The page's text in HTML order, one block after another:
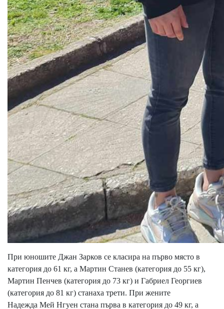
При юношите Джан Зарков се класира на първо място в
категория до 61 кг, а Мартин Станев (категория до 55 кг),
Мартин Пенчев (категория до 73 кг) и Габриел Георгиев
(категория до 81 кг) станаха трети. При жените
Надежда Мей Нгуен стана първа в категория до 49 кг, а